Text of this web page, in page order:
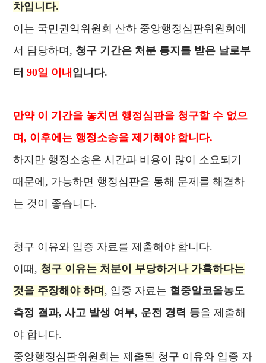
차입니다.
이는 국민권익위원회 산하 중앙행정심판위원회에
서 담당하며, 청구 기간은 처분 통지를 받은 날로부
터90일 이내 입니다.
만약 이 기간을 놓치면 행정심판을 청구할 수 없으
며, 이후에는 행정소송을 제기해야 합니다.
하지만 행정소송은 시간과 비용이 많이 소요되기
때문에, 가능하면 행정심판을 통해 문제를 해결하
는 것이 좋습니다.
청구 이유와 입증 자료를 제출해야 합니다.
이때, 청구 이유는 처분이 부당하거나 가혹하다는
것을 주장해야 하며 , 입증 자료는 혈중알코올농도
측정 결과, 사고 발생 여부, 운전 경력 등을 제출해
야 합니다.
중앙행정심판위원회는 제출된 청구 이유와 입증 자